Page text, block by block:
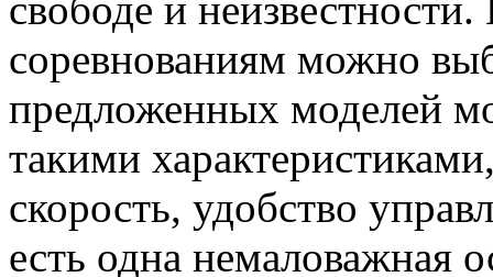
соревнованиям можно
предложенных моделей
такими
скорость, удобство
есть одна немаловажная